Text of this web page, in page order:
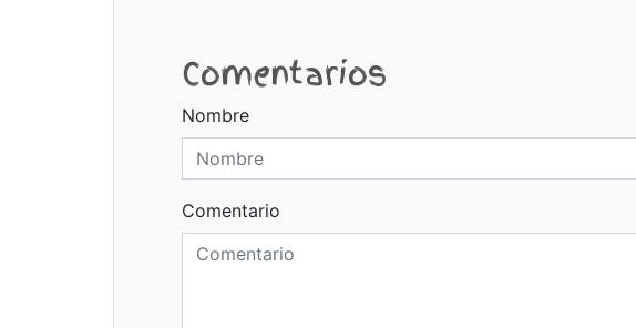
Comentarios
Nombre
Comentario